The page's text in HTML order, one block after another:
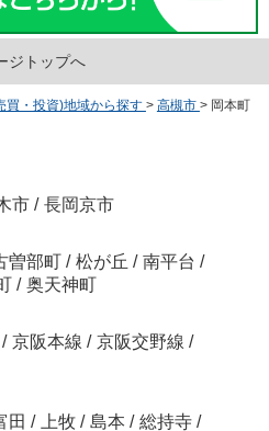
ジトップへ
買・投資)地域から探す > 高槻市 > 岡本町
市 / 長岡京市
曽部町 / 松が丘 / 南平台 /
/ 奥天神町
/ 京阪本線 / 京阪交野線 /
田 / 上牧 / 島本 / 総持寺 /